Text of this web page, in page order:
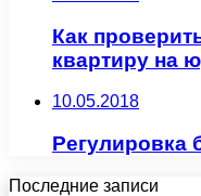
Как
квартиру на
10.05.2018
Регулировка
Последние записи